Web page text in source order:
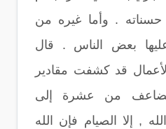
حسناته . وأما غيره من
بعض الناس . قال
قد كشفت مقادير
تضاعف من عشرة إلى
, إلا الصيام فإن الله